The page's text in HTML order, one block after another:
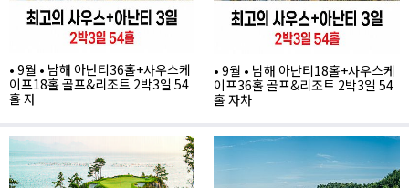
• 9월 • 남해 아난티36홀+사우스케
이프18홀 골프&리조트 2박3일 54
홀 자
1,207,000
• 9월 • 남해 아난티18홀+사우스케
이프36홀 골프&리조트 2박3일 54
홀 자차
1,267,000